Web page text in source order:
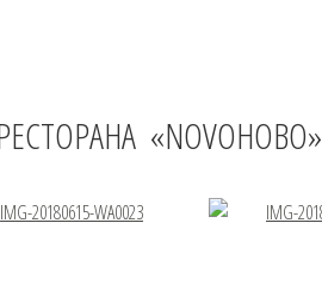
«NOVOНОВO»